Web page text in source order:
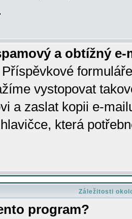
a obtížný
vystopovat
a zaslat kopii e-
která
Záležitosti
program?